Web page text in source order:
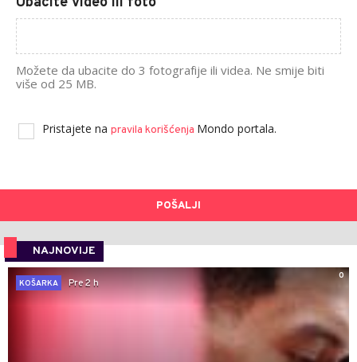
Možete da ubacite do 3 fotografije ili videa. Ne smije biti
više od 25 MB.
Pristajete na pravila korišćenja Mondo portala.
POŠALJI
NAJNOVIJE
0
KOŠARKA
Pre 2 h